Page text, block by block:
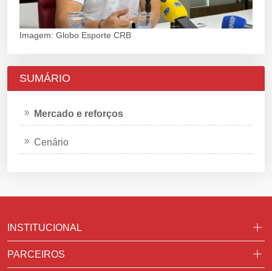
Imagem: Globo Esporte CRB
SUMÁRIO
Mercado e reforços
Cenário
INSTITUCIONAL
PARCEIROS